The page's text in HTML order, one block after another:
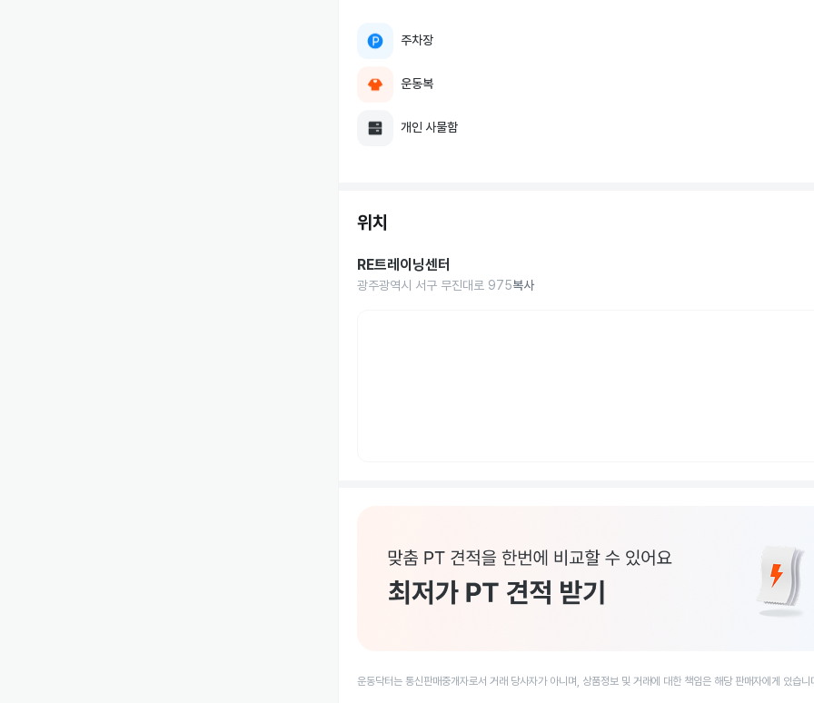
주차장
운동복
개인 사물함
위치
RE트레이닝센터
광주광역시 서구 무진대로 975복사
운동닥터는 통신판매중개자로서 거래 당사자가 아니며, 상품정보 및 거래에 대한 책임은 해당 판매자에게 있습니